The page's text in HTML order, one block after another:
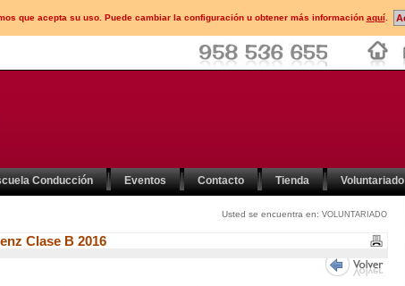
que acepta su uso. Puede cambiar la configuración u obtener más información aquí.
Conducción Eventos Contacto Tienda Voluntariado
Usted se encuentra en: VOLUNTARIADO
Clase B 2016